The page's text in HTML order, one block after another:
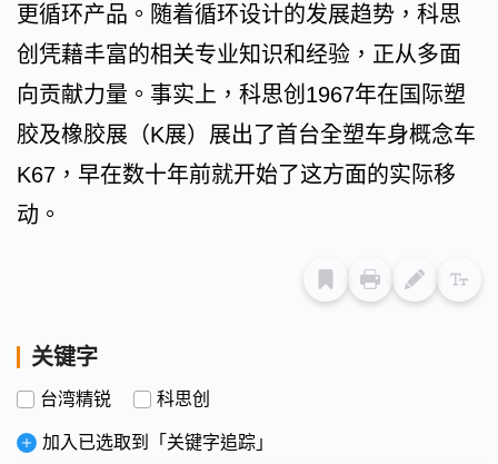
更循环产品。随着循环设计的发展趋势，科思
创凭藉丰富的相关专业知识和经验，正从多面
向贡献力量。事实上，科思创1967年在国际塑
胶及橡胶展（K展）展出了首台全塑车身概念车
K67，早在数十年前就开始了这方面的实际移
动。
关键字
台湾精锐 科思创
加入已选取到「关键字追踪」